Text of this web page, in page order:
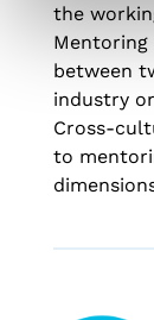
the
Mentoring
between
industry
Cross-
to